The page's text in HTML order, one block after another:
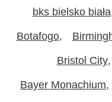
bks bielsko biała
Botafogo
Bristol City
Bayer Monachium